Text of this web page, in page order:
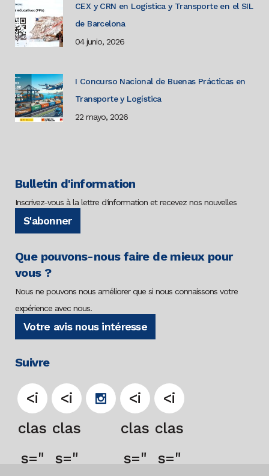
CEX y CRN en Logística y Transporte en el SIL
de Barcelona
04 junio, 2026
I Concurso Nacional de Buenas Prácticas en
Transporte y Logística
22 mayo, 2026
Bulletin d'information
Inscrivez-vous à la lettre d'information et recevez nos nouvelles
S'abonner
Que pouvons-nous faire de mieux pour
vous ?
Nous ne pouvons nous améliorer que si nous connaissons votre
expérience avec nous.
Votre avis nous intéresse
Suivre
<i
clas
s="
<i
clas
s="
<i
clas
s="
<i
clas
s="